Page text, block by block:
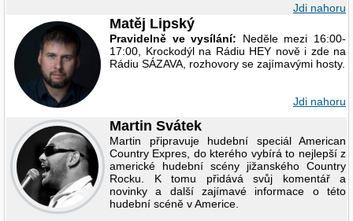
Jdi nahoru
Matěj Lipský
Pravidelně ve vysílání: Neděle mezi 16:00-
17:00, Krockodýl na Rádiu HEY nově i zde na
Rádiu SÁZAVA, rozhovory se zajímavými hosty.
Jdi nahoru
Martin Svátek
Martin připravuje hudební speciál American
Country Expres, do kterého vybírá to nejlepší z
americké hudební scény jižanského Country
Rocku. K tomu přidává svůj komentář a
novinky a další zajímavé informace o této
hudební scéně v Americe.